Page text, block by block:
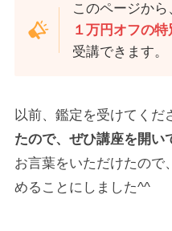
このページか
１万円オフの
受講できます。
以前、鑑定を受けてくだ
たので、ぜひ講座を開い
お言葉をいただけたので
めることにしました^^